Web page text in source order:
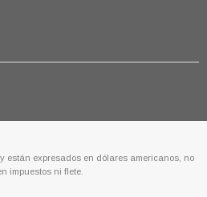
y están expresados en dólares americanos, no
impuestos ni flete.